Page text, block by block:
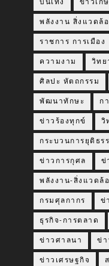
บันเทิง ข่าวเก
พลังงาน สิ่งแวดล้
ราชการ การเมือง
ความงาม วิทย
ศิลปะ หัตถกรรม
พัฒนาทักษะ ก
ข่าวร้องทุกข์ วิ
กระบวนการยุติธร
ข่าวการกุศล ข่
พลังงาน-สิ่งแวดล้
กรมศุลกากร ข่
ธุรกิจ-การตลาด
ข่าวศาลนา ข่า
ข่าวเศรษฐกิจ